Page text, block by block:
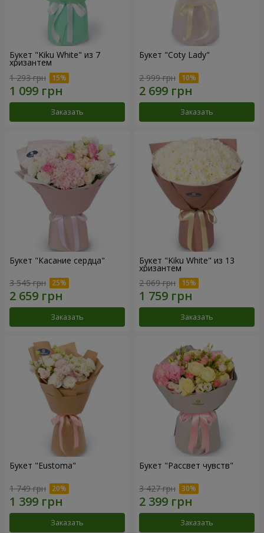
Букет "Kiku White" из 7
хризантем
1 293 грн
Заказать
Букет "Coty Lady"
2 999 грн
Заказать
Букет "Касание сердца"
3 545 грн
Заказать
Букет "Kiku White" из 13
хризантем
2 069 грн
Заказать
Букет "Eustoma"
1 749 грн
Заказать
Букет "Рассвет чувств"
3 427 грн
Заказать